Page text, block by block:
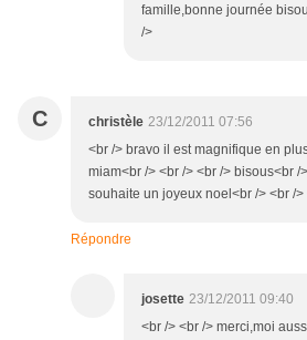
famille,bonne journée
/>
C christèle 23/12/2011 07:56
<br /> bravo il est magnifique en
miam<br /> <br /> <br /> bisous<br /
souhaite un joyeux noel<br /> <br /
Répondre
josette 23/12/2011 09:40
<br /> <br /> merci,moi